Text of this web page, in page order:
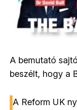
A bemutató
beszélt, hogy a
A Reform UK